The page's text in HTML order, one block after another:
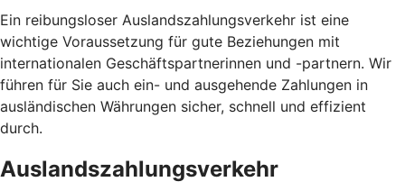
Ein reibungsloser Auslandszahlungsverkehr ist eine
wichtige Voraussetzung für gute Beziehungen mit
internationalen Geschäftspartnerinnen und -partnern. Wir
führen für Sie auch ein- und ausgehende Zahlungen in
ausländischen Währungen sicher, schnell und effizient
durch.
Auslandszahlungsverkehr